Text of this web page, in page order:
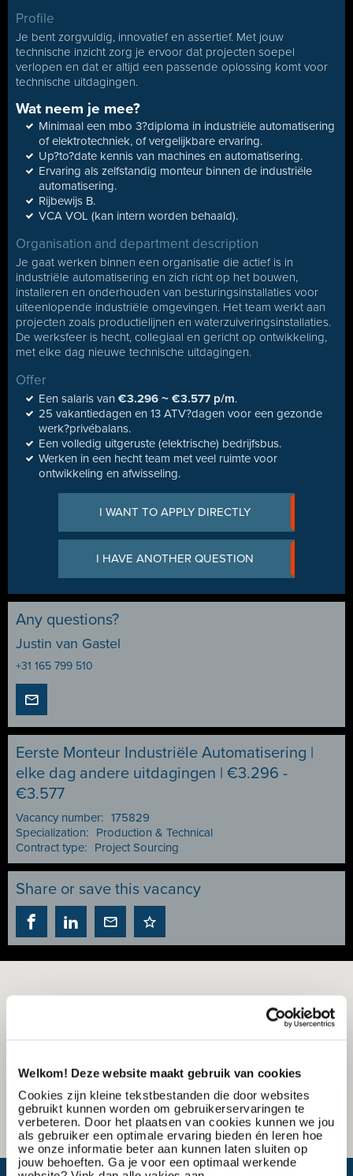
Welkom! Deze website maakt gebruik van cookies
Cookies zijn kleine tekstbestanden die door websites
gebruikt kunnen worden om gebruikerservaringen te
verbeteren. Door het plaatsen van cookies kunnen we jou
als gebruiker een optimale ervaring bieden én leren hoe
we onze informatie beter aan kunnen laten sluiten op
jouw behoeften. Ga je voor een optimaal werkende
Profile
Je bent zorgvuldig, innovatief en assertief. Met jouw
technische inzicht zorg je ervoor dat projecten soepel
verlopen en dat er altijd een passende oplossing komt voor
technische uitdagingen.
Wat neem je mee?
Minimaal een mbo 3?diploma in industriële automatisering
of elektrotechniek, of vergelijkbare ervaring.
Up?to?date kennis van machines en automatisering.
Ervaring als zelfstandig monteur binnen de industriële
automatisering.
Rijbewijs B.
VCA VOL (kan intern worden behaald).
Organisation and department description
Je gaat werken binnen een organisatie die actief is in
industriële automatisering en zich richt op het bouwen,
installeren en onderhouden van besturingsinstallaties voor
uiteenlopende industriële omgevingen. Het team werkt aan
projecten zoals productielijnen en waterzuiveringsinstallaties.
De werksfeer is hecht, collegiaal en gericht op ontwikkeling,
met elke dag nieuwe technische uitdagingen.
Offer
Een salaris van €3.296 ~ €3.577 p/m.
25 vakantiedagen en 13 ATV?dagen voor een gezonde
werk?privébalans.
Een volledig uitgeruste (elektrische) bedrijfsbus.
Werken in een hecht team met veel ruimte voor
ontwikkeling en afwisseling.
I WANT TO APPLY DIRECTLY
I HAVE ANOTHER QUESTION
Any questions?
Justin van Gastel
+31 165 799 510
Eerste Monteur Industriële Automatisering |
elke dag andere uitdagingen | €3.296 -
€3.577
Vacancy number: 175829
Specialization:
Production & Technical
Contract type:
Project Sourcing
Share or save this vacancy